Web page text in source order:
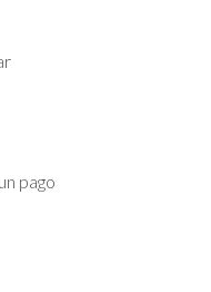
pago